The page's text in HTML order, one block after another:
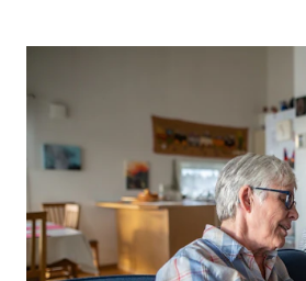
Årsstudium og videreutdanning
Etterutdanning og kurs
Talentutvikling
STUDENTLIV